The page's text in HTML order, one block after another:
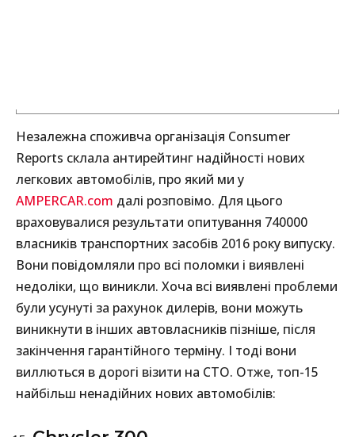
Незалежна споживча організація Consumer
Reports склала антирейтинг надійності нових
легкових автомобілів, про який ми у
AMPERCAR.com далі розповімо. Для цього
враховувалися результати опитування 740000
власників транспортних засобів 2016 року випуску.
Вони повідомляли про всі поломки і виявлені
недоліки, що виникли. Хоча всі виявлені проблеми
були усунуті за рахунок дилерів, вони можуть
виникнути в інших автовласників пізніше, після
закінчення гарантійного терміну. І тоді вони
виллються в дорогі візити на СТО. Отже, топ-15
найбільш ненадійних нових автомобілів: